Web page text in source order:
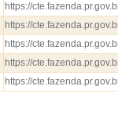
https://
https://
https://
https://
https://